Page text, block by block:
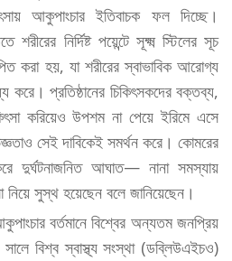
আকুপাংচার ইতিবাচক ফল দিচ্ছে।
নির্দিষ্ট পয়েন্টে সূক্ষ্ম স্টিলের সূচ
করা হয়, যা শরীরের স্বাভাবিক আরোগ্য
করে। প্রতিষ্ঠানের চিকিৎসকদের বক্তব্য,
করিয়েও উপশম না পেয়ে ইরিমে এসে
সেই দাবিকেই সমর্থন করে। কোমরের
দুর্ঘটনাজনিত আঘাত— নানা সমস্যায়
নিয়ে সুস্থ হয়েছেন বলে জানিয়েছেন।
বর্তমানে বিশ্বের অন্যতম জনপ্রিয়
বিশ্ব স্বাস্থ্য সংস্থা (ডব্লিউএইচও)